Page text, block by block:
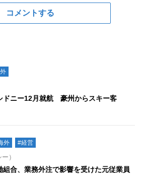
コメントする
ドニー12月就航 豪州からスキー客
外 #経営
）
組合、業務外注で影響を受けた元従業員